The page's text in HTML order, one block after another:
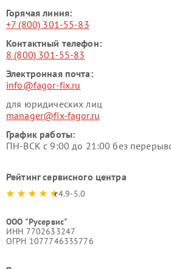
Горячая линия:
+7 (800) 301-55-83
Контактный телефон:
8 (800) 301-55-83
Электронная почта:
info@fagor-fix.ru
для юридических лиц
manager@fix-fagor.ru
График работы:
ПН-ВСК с 9:00 до 21:00 без
Рейтинг сервисного центра
4.9-5.0
ООО "Русервис"
ИНН 7702633247
ОГРН 1077746335776